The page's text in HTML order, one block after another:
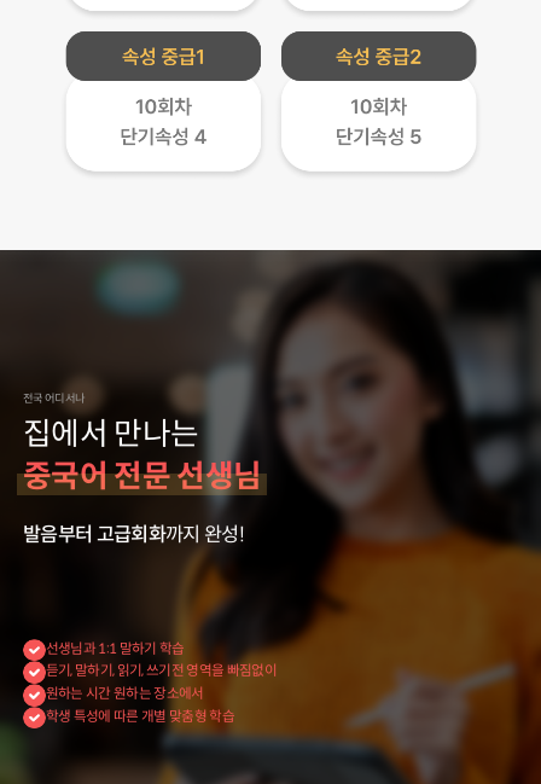
전국 어디서나
집에서 만나는
중국어 전문 선생님
발음부터 고급회화까지 완성!
선생님과 1:1 말하기 학습
듣기, 말하기, 읽기, 쓰기전 영역을 빠짐없이
원하는 시간 원하는 장소에서
학생 특성에 따른 개별 맞춤형 학습